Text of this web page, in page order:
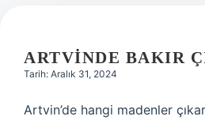
ARTVINDE BAKIR
Tarih: Aralık 31, 2024
Artvin’de hangi madenler